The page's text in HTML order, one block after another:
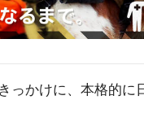
っかけに、本格的に